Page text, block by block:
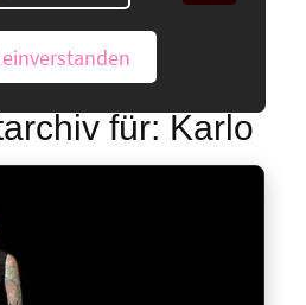
für: Karlo